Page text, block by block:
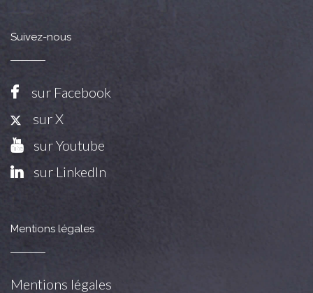
Suivez-nous
sur Facebook
sur X
sur Youtube
sur LinkedIn
Mentions légales
Mentions légales